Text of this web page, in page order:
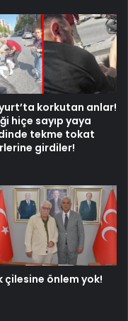
korkutan anlar!
hiçe sayıp yaya
tekme tokat
girdiler!
çilesine önlem yok!